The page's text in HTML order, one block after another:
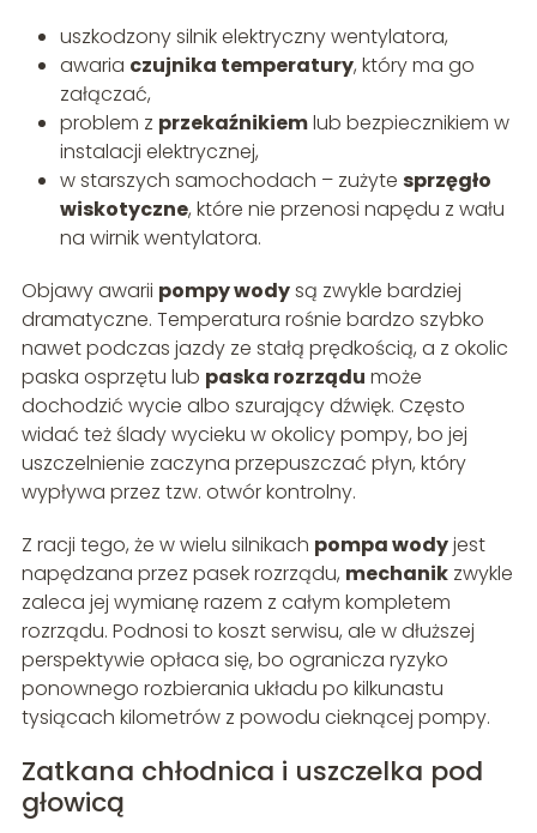
uszkodzony silnik elektryczny wentylatora,
awaria czujnika temperatury, który ma go
załączać,
problem z przekaźnikiemlub bezpiecznikiem w
instalacji elektrycznej,
w starszych samochodach – zużyte sprzęgło
wiskotyczne, które nie przenosi napędu z wału
na wirnik wentylatora.
Objawy awarii pompy wodysą zwykle bardziej
dramatyczne. Temperatura rośnie bardzo szybko
nawet podczas jazdy ze stałą prędkością, a z okolic
paska osprzętu lub paska rozrządu może
dochodzić wycie albo szurający dźwięk. Często
widać też ślady wycieku w okolicy pompy, bo jej
uszczelnienie zaczyna przepuszczać płyn, który
wypływa przez tzw. otwór kontrolny.
Z racji tego, że w wielu silnikach pompa wodyjest
napędzana przez pasek rozrządu, mechanikzwykle
zaleca jej wymianę razem z całym kompletem
rozrządu. Podnosi to koszt serwisu, ale w dłuższej
perspektywie opłaca się, bo ogranicza ryzyko
ponownego rozbierania układu po kilkunastu
tysiącach kilometrów z powodu cieknącej pompy.
Zatkana chłodnica i uszczelka pod
głowicą